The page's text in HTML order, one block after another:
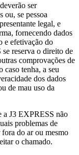
ser
ou, se pessoa
legal, e
fornecendo dados
e efetivação do
reserva o direito de
comprovações de
caso tenha, a seu
dos dados
de mau uso da
a J3 EXPRESS não
problemas de
do ar ou mesmo
o chamado.